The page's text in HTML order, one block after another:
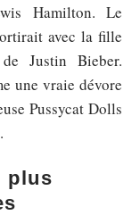
Hamilton. Le
avec la fille
Justin Bieber.
une vraie dévore
Pussycat Dolls
plus